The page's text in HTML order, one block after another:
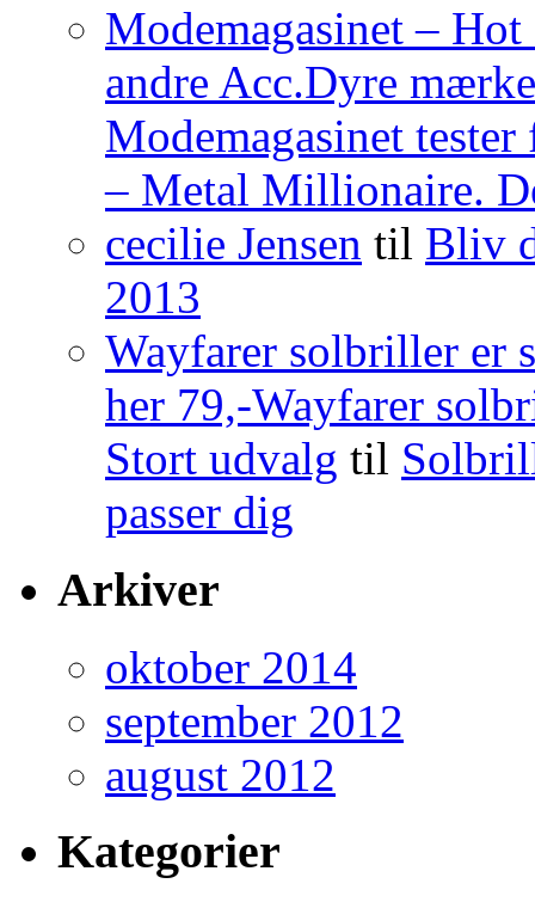
Modemagasinet –
andre Acc.Dyre
Modemagasinet
– Metal Millionaire.
cecilie Jensen til Bliv
2013
Wayfarer solbriller er
her 79,-Wayfarer
Stort udvalg til
passer dig
Arkiver
oktober 2014
september 2012
august 2012
Kategorier